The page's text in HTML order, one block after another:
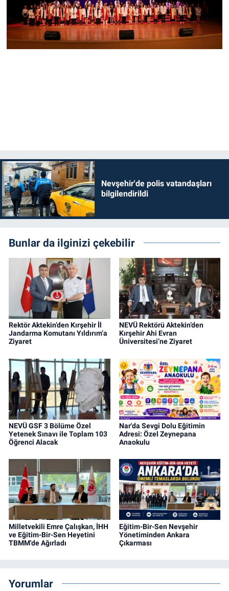
Nevşehir'de polis vatandaşları
bilgilendirildi
Bunlar da ilginizi çekebilir
Rektör Aktekin’den Kırşehir İl
Jandarma Komutanı Yıldırım’a
Ziyaret
NEVÜ Rektörü Aktekin’den
Kırşehir Ahi Evran
Üniversitesi’ne Ziyaret
NEVÜ GSF 3 Bölüme Özel
Yetenek Sınavı ile Toplam 103
Öğrenci Alacak
Nar'da Sevgi Dolu Eğitimin
Adresi: Özel Zeynepana
Anaokulu
Milletvekili Emre Çalışkan, İHH
ve Eğitim-Bir-Sen Heyetini
TBMM'de Ağırladı
Eğitim-Bir-Sen Nevşehir
Yönetiminden Ankara
Çıkarması
Yorumlar